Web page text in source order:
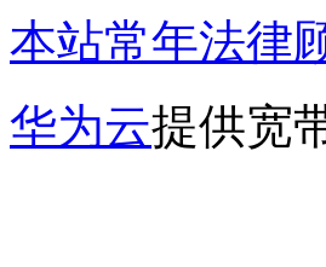
本站常年法律
华为云提供宽